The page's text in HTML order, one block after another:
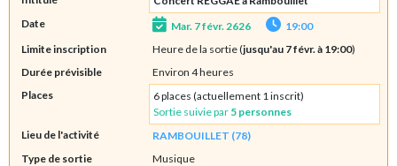
Date
Mar. 7 févr. 2626
19:00
Limite inscription
Heure de la sortie (jusqu'au 7 févr. à 19:00)
Durée prévisible
Environ 4 heures
Places
6 places (actuellement 1 inscrit)
Sortie suivie par 5 personnes
Lieu de l'activité
RAMBOUILLET (78)
Type de sortie
Musique